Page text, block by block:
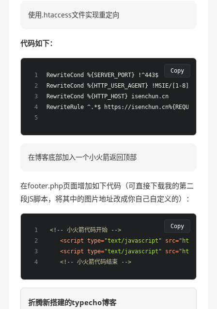
使用.htaccess文件实现重定向
代码如下：
RewriteCond %{SERVER_PORT} !^443$
RewriteCond %{HTTP_USER_AGENT} !MSIE/[1-8]\. [NC]
RewriteCond %{HTTP_HOST} isenchun.cn
RewriteRule ^.*$ https://
Copy
在博客底部加入一个小火箭返回顶部
在footer.php页面增加如下代码（可直接下载我的第二
段JS脚本，将其中的图片地址改成你自己自定义的）：
<!-- 小火箭代码开始 -->
<script type="text/javascript" src="https://
<script type="text/javascript" src="https://
<!-- 小火箭代码结束 -->
Copy
折腾新搭建的typecho博客